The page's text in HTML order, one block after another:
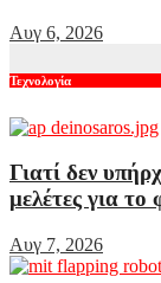
Αυγ 6, 2026
Τεχνολογία
Γιατί δεν
μελέτες για το
Αυγ 7, 2026